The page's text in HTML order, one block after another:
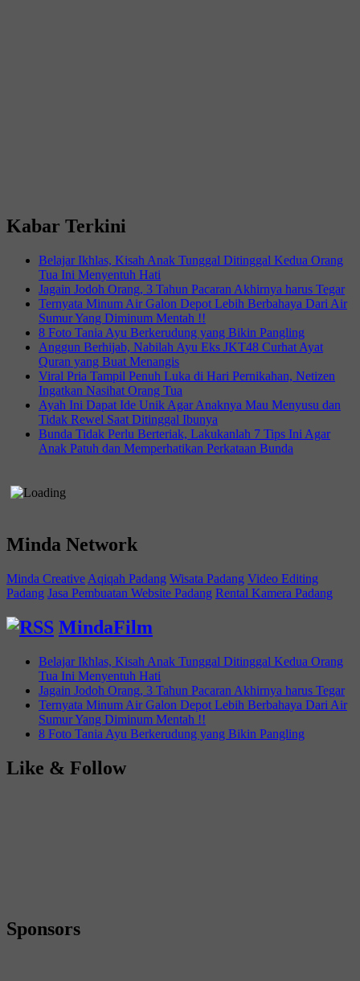
Kabar Terkini
Belajar Ikhlas, Kisah Anak Tunggal Ditinggal Kedua Orang
Tua Ini Menyentuh Hati
Jagain Jodoh Orang, 3 Tahun Pacaran Akhirnya harus Tegar
Ternyata Minum Air Galon Depot Lebih Berbahaya Dari Air
Sumur Yang Diminum Mentah !!
8 Foto Tania Ayu Berkerudung yang Bikin Pangling
Anggun Berhijab, Nabilah Ayu Eks JKT48 Curhat Ayat
Quran yang Buat Menangis
Viral Pria Tampil Penuh Luka di Hari Pernikahan, Netizen
Ingatkan Nasihat Orang Tua
Ayah Ini Dapat Ide Unik Agar Anaknya Mau Menyusu dan
Tidak Rewel Saat Ditinggal Ibunya
Bunda Tidak Perlu Berteriak, Lakukanlah 7 Tips Ini Agar
Anak Patuh dan Memperhatikan Perkataan Bunda
Minda Network
Minda Creative Aqiqah Padang Wisata Padang Video Editing
Padang Jasa Pembuatan Website Padang Rental Kamera Padang
MindaFilm
Belajar Ikhlas, Kisah Anak Tunggal Ditinggal Kedua Orang
Tua Ini Menyentuh Hati
Jagain Jodoh Orang, 3 Tahun Pacaran Akhirnya harus Tegar
Ternyata Minum Air Galon Depot Lebih Berbahaya Dari Air
Sumur Yang Diminum Mentah !!
8 Foto Tania Ayu Berkerudung yang Bikin Pangling
Like & Follow
Sponsors